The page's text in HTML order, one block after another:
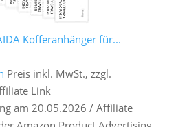
Kofferanhänger für...
Preis inkl. MwSt., zzgl.
Link
am 20.05.2026 / Affiliate